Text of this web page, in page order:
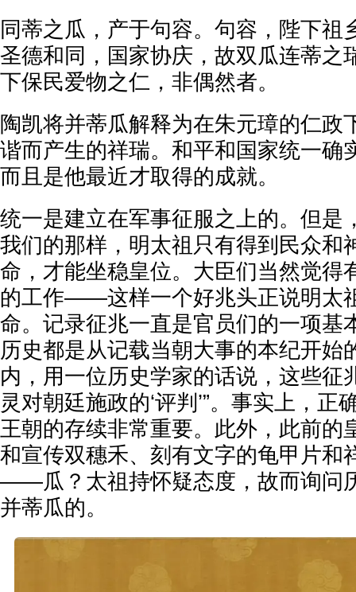
同蒂之瓜，产于句容。句容，陛下祖
圣德和同，国家协庆，故双瓜连蒂之
下保民爱物之仁，非偶然者。
陶凯将并蒂瓜解释为在朱元璋的仁政
谐而产生的祥瑞。和平和国家统一确
而且是他最近才取得的成就。
统一是建立在军事征服之上的。但是
我们的那样，明太祖只有得到民众和
命，才能坐稳皇位。大臣们当然觉得
的工作——这样一个好兆头正说明太
命。记录征兆一直是官员们的一项基
历史都是从记载当朝大事的本纪开始
内，用一位历史学家的话说，这些征
灵对朝廷施政的‘评判’”。事实上，正
王朝的存续非常重要。此外，此前的
和宣传双穗禾、刻有文字的龟甲片和
——瓜？太祖持怀疑态度，故而询问
并蒂瓜的。